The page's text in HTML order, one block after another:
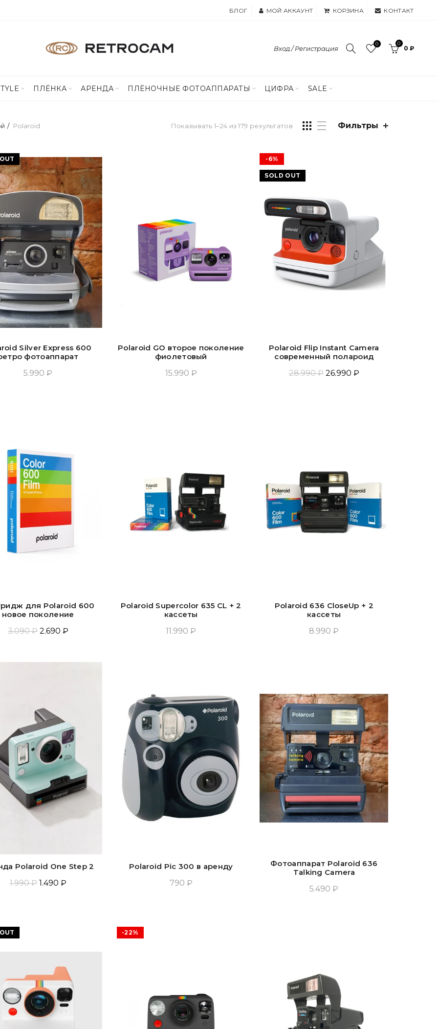
БЛОГ МОЙ АККАУНТ КОРЗИНА КОНТАКТ
Вход / Регистрация
0 0
0 ₽
ПЛЁНКА АРЕНДА ПЛЁНОЧНЫЕ ФОТОАППАРАТЫ ЦИФРА SALE
Polaroid Показывать 1–24 из 179 результатов Фильтры
Silver Express 600
фотоаппарат
5.990 ₽
Polaroid GO второе поколение
фиолетовый
15.990 ₽
-6%
SOLD OUT
Polaroid Flip Instant Camera
современный полароид
28.990 ₽ 26.990 ₽
для Polaroid 600
новое поколение
3.090 ₽ 2.690 ₽
Polaroid Supercolor 635 CL + 2
кассеты
11.990 ₽
Polaroid 636 CloseUp + 2
кассеты
8.990 ₽
Polaroid One Step 2
1.990 ₽ 1.490 ₽
Polaroid Pic 300 в аренду
790 ₽
Фотоаппарат Polaroid 636
Talking Camera
5.490 ₽
-22%